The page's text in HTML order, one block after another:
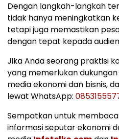
Dengan langkah-langkah
tidak hanya meningkatkan
tetapi juga memastikan
dengan tepat kepada
Jika Anda seorang praktisi
yang memerlukan
media ekonomi dan bisnis,
lewat WhatsApp:
Sempatkan untuk
informasi seputar ekonomi